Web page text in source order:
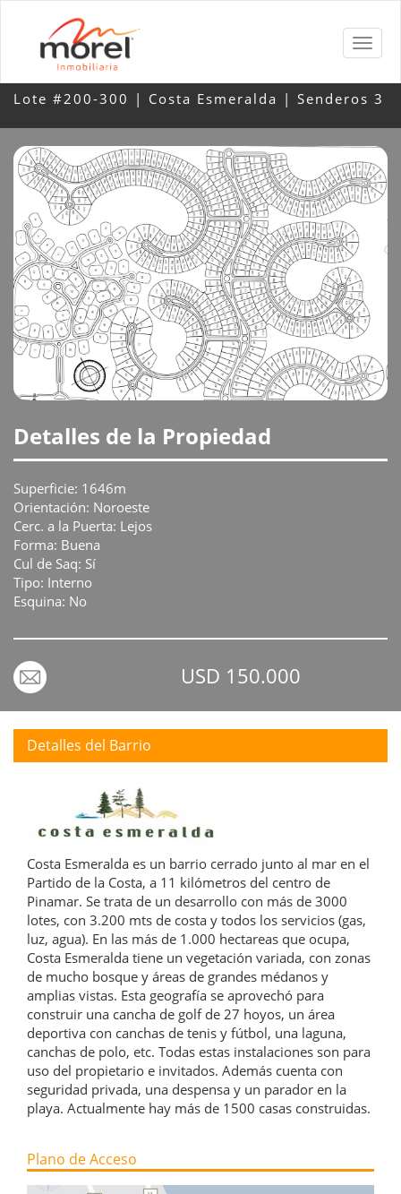
Lote #200-300 | Costa Esmeralda | Senderos 3
Detalles de la Propiedad
Superficie: 1646m
Orientación: Noroeste
Cerc. a la Puerta: Lejos
Forma: Buena
Cul de Saq: Sí
Tipo: Interno
Esquina: No
USD 150.000
Detalles del Barrio
Costa Esmeralda es un barrio cerrado junto al mar en el
Partido de la Costa, a 11 kilómetros del centro de
Pinamar. Se trata de un desarrollo con más de 3000
lotes, con 3.200 mts de costa y todos los servicios (gas,
luz, agua). En las más de 1.000 hectareas que ocupa,
Costa Esmeralda tiene un vegetación variada, con zonas
de mucho bosque y áreas de grandes médanos y
amplias vistas. Esta geografía se aprovechó para
construir una cancha de golf de 27 hoyos, un área
deportiva con canchas de tenis y fútbol, una laguna,
canchas de polo, etc. Todas estas instalaciones son para
uso del propietario e invitados. Además cuenta con
seguridad privada, una despensa y un parador en la
playa. Actualmente hay más de 1500 casas construidas.
Plano de Acceso